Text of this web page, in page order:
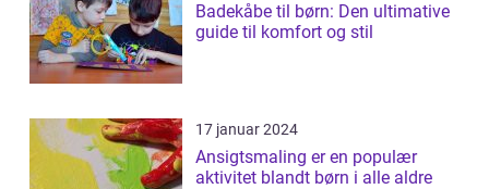
Badekåbe til børn: Den ultimative
guide til komfort og stil
17 januar 2024
Ansigtsmaling er en populær
aktivitet blandt børn i alle aldre